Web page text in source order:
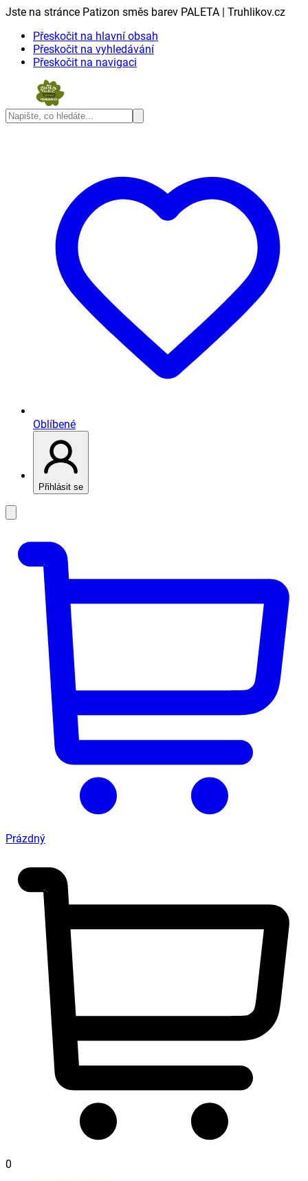
Jste na stránce Patizon směs barev PALETA | Truhlikov.cz
Přeskočit na hlavní obsah
Přeskočit na vyhledávání
Přeskočit na navigaci
Oblíbené
Přihlásit se
Prázdný
0